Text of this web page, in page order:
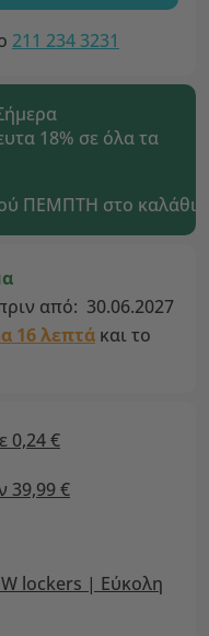
211 234 3231
18% σε όλα τα
ΠΕΜΠΤΗ στο καλάθι
από: 30.06.2027
16 λεπτά και το
0,24 €
39,99 €
lockers | Εύκολη